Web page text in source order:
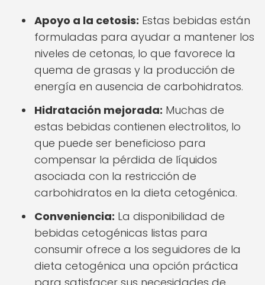
Apoyo a la cetosis: Estas bebidas están
formuladas para ayudar a mantener los
niveles de cetonas, lo que favorece la
quema de grasas y la producción de
energía en ausencia de carbohidratos.
Hidratación mejorada: Muchas de
estas bebidas contienen electrolitos, lo
que puede ser beneficioso para
compensar la pérdida de líquidos
asociada con la restricción de
carbohidratos en la dieta cetogénica.
Conveniencia: La disponibilidad de
bebidas cetogénicas listas para
consumir ofrece a los seguidores de la
dieta cetogénica una opción práctica